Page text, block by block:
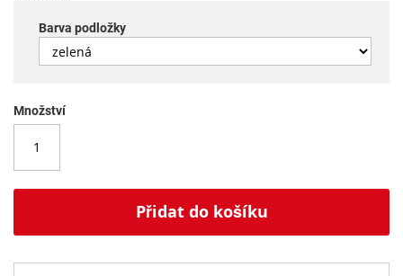
obrázkyBarva podložky
Množství
Přidat do košíku